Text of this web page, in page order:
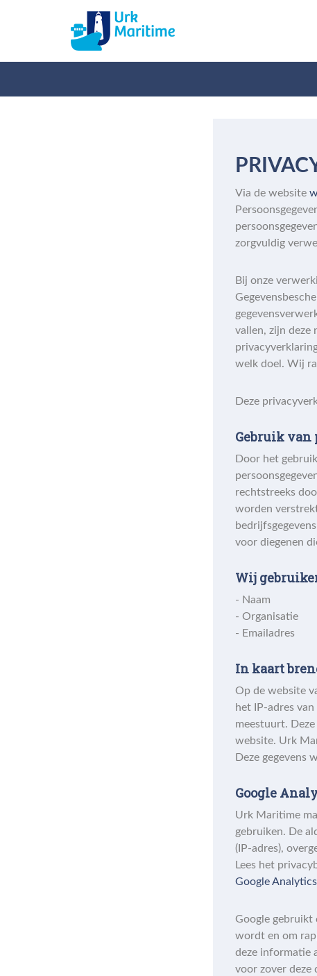
Via de website
zorgvuldig
Bij onze
vallen, zijn deze
welk doel. Wij
Deze
Gebruik van
Door het
rechtstreeks
worden
voor diegenen
Wij
- Naam
- Organisatie
- Emailadres
In kaart
Op de website
het IP-adres
meestuurt.
website. Urk
Deze gegevens
Google
Urk Maritime
gebruiken. De
(IP-adres),
Lees het
Google
Google gebruikt
wordt en om
deze informatie
voor zover deze